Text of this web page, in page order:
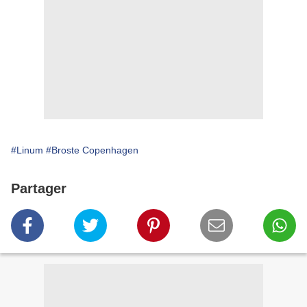
#Linum #Broste Copenhagen
Partager